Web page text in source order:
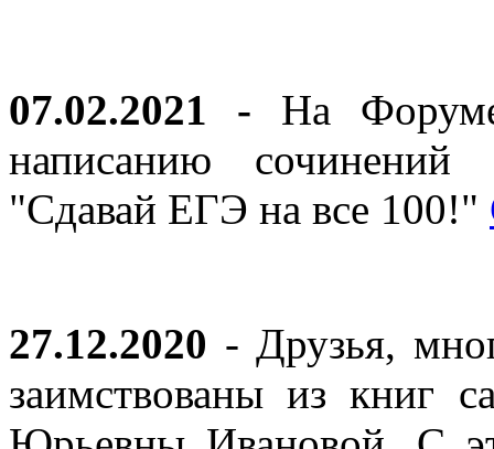
07.02.2021 - На
написанию
"Сдавай ЕГЭ на все 100!"
27.12.2020 - Друзья,
заимствованы из книг